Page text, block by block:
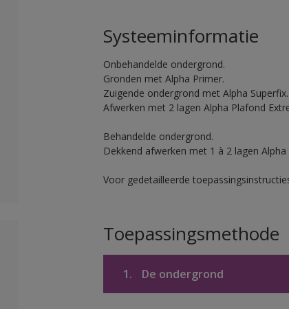
Systeeminformatie
Onbehandelde ondergrond.
Gronden met Alpha Primer.
Zuigende ondergrond met Alpha Superfix.
Afwerken met 2 lagen Alpha Plafond
Behandelde ondergrond.
Dekkend afwerken met 1 à 2 lagen
Voor gedetailleerde
Toepassingsmethode
1. De ondergrond